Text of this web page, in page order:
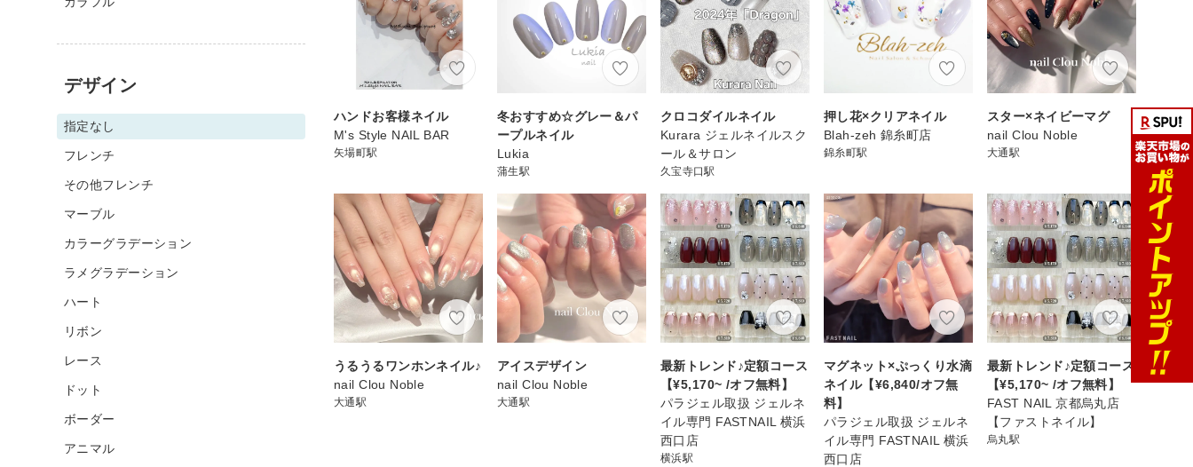
ハンドお客様ネイル
M's Style NAIL BAR
矢場町駅
冬おすすめ☆グレー＆パ
ープルネイル
Lukia
蒲生駅
クロコダイルネイル
Kurara ジェルネイルスク
ール＆サロン
久宝寺口駅
押し花×クリアネイル
Blah-zeh 錦糸町店
錦糸町駅
スター×ネイビーマグ
nail Clou Noble
大通駅
うるうるワンホンネイル♪
nail Clou Noble
大通駅
アイスデザイン
nail Clou Noble
大通駅
最新トレンド♪定額コース
【¥5,170~ /オフ無料】
パラジェル取扱 ジェルネ
イル専門 FASTNAIL 横浜
西口店
横浜駅
マグネット×ぷっくり水滴
ネイル【¥6,840/オフ無
料】
パラジェル取扱 ジェルネ
イル専門 FASTNAIL 横浜
西口店
最新トレンド♪定額コース
【¥5,170~ /オフ無料】
FAST NAIL 京都烏丸店
【ファストネイル】
烏丸駅
デザイン
指定なし
フレンチ
その他フレンチ
マーブル
カラーグラデーション
ラメグラデーション
ハート
リボン
レース
ドット
ボーダー
アニマル